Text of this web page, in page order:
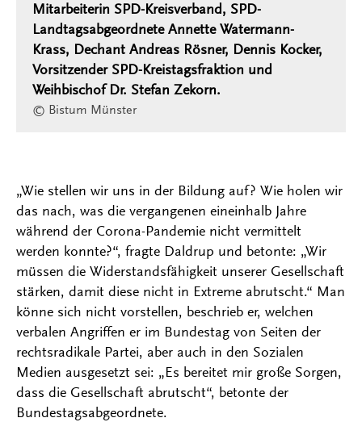
Mitarbeiterin SPD-Kreisverband, SPD-
Landtagsabgeordnete Annette Watermann-
Krass, Dechant Andreas Rösner, Dennis Kocker,
Vorsitzender SPD-Kreistagsfraktion und
Weihbischof Dr. Stefan Zekorn.
© Bistum Münster
„Wie stellen wir uns in der Bildung auf? Wie holen wir
das nach, was die vergangenen eineinhalb Jahre
während der Corona-Pandemie nicht vermittelt
werden konnte?“, fragte Daldrup und betonte: „Wir
müssen die Widerstandsfähigkeit unserer Gesellschaft
stärken, damit diese nicht in Extreme abrutscht.“ Man
könne sich nicht vorstellen, beschrieb er, welchen
verbalen Angriffen er im Bundestag von Seiten der
rechtsradikale Partei, aber auch in den Sozialen
Medien ausgesetzt sei: „Es bereitet mir große Sorgen,
dass die Gesellschaft abrutscht“, betonte der
Bundestagsabgeordnete.